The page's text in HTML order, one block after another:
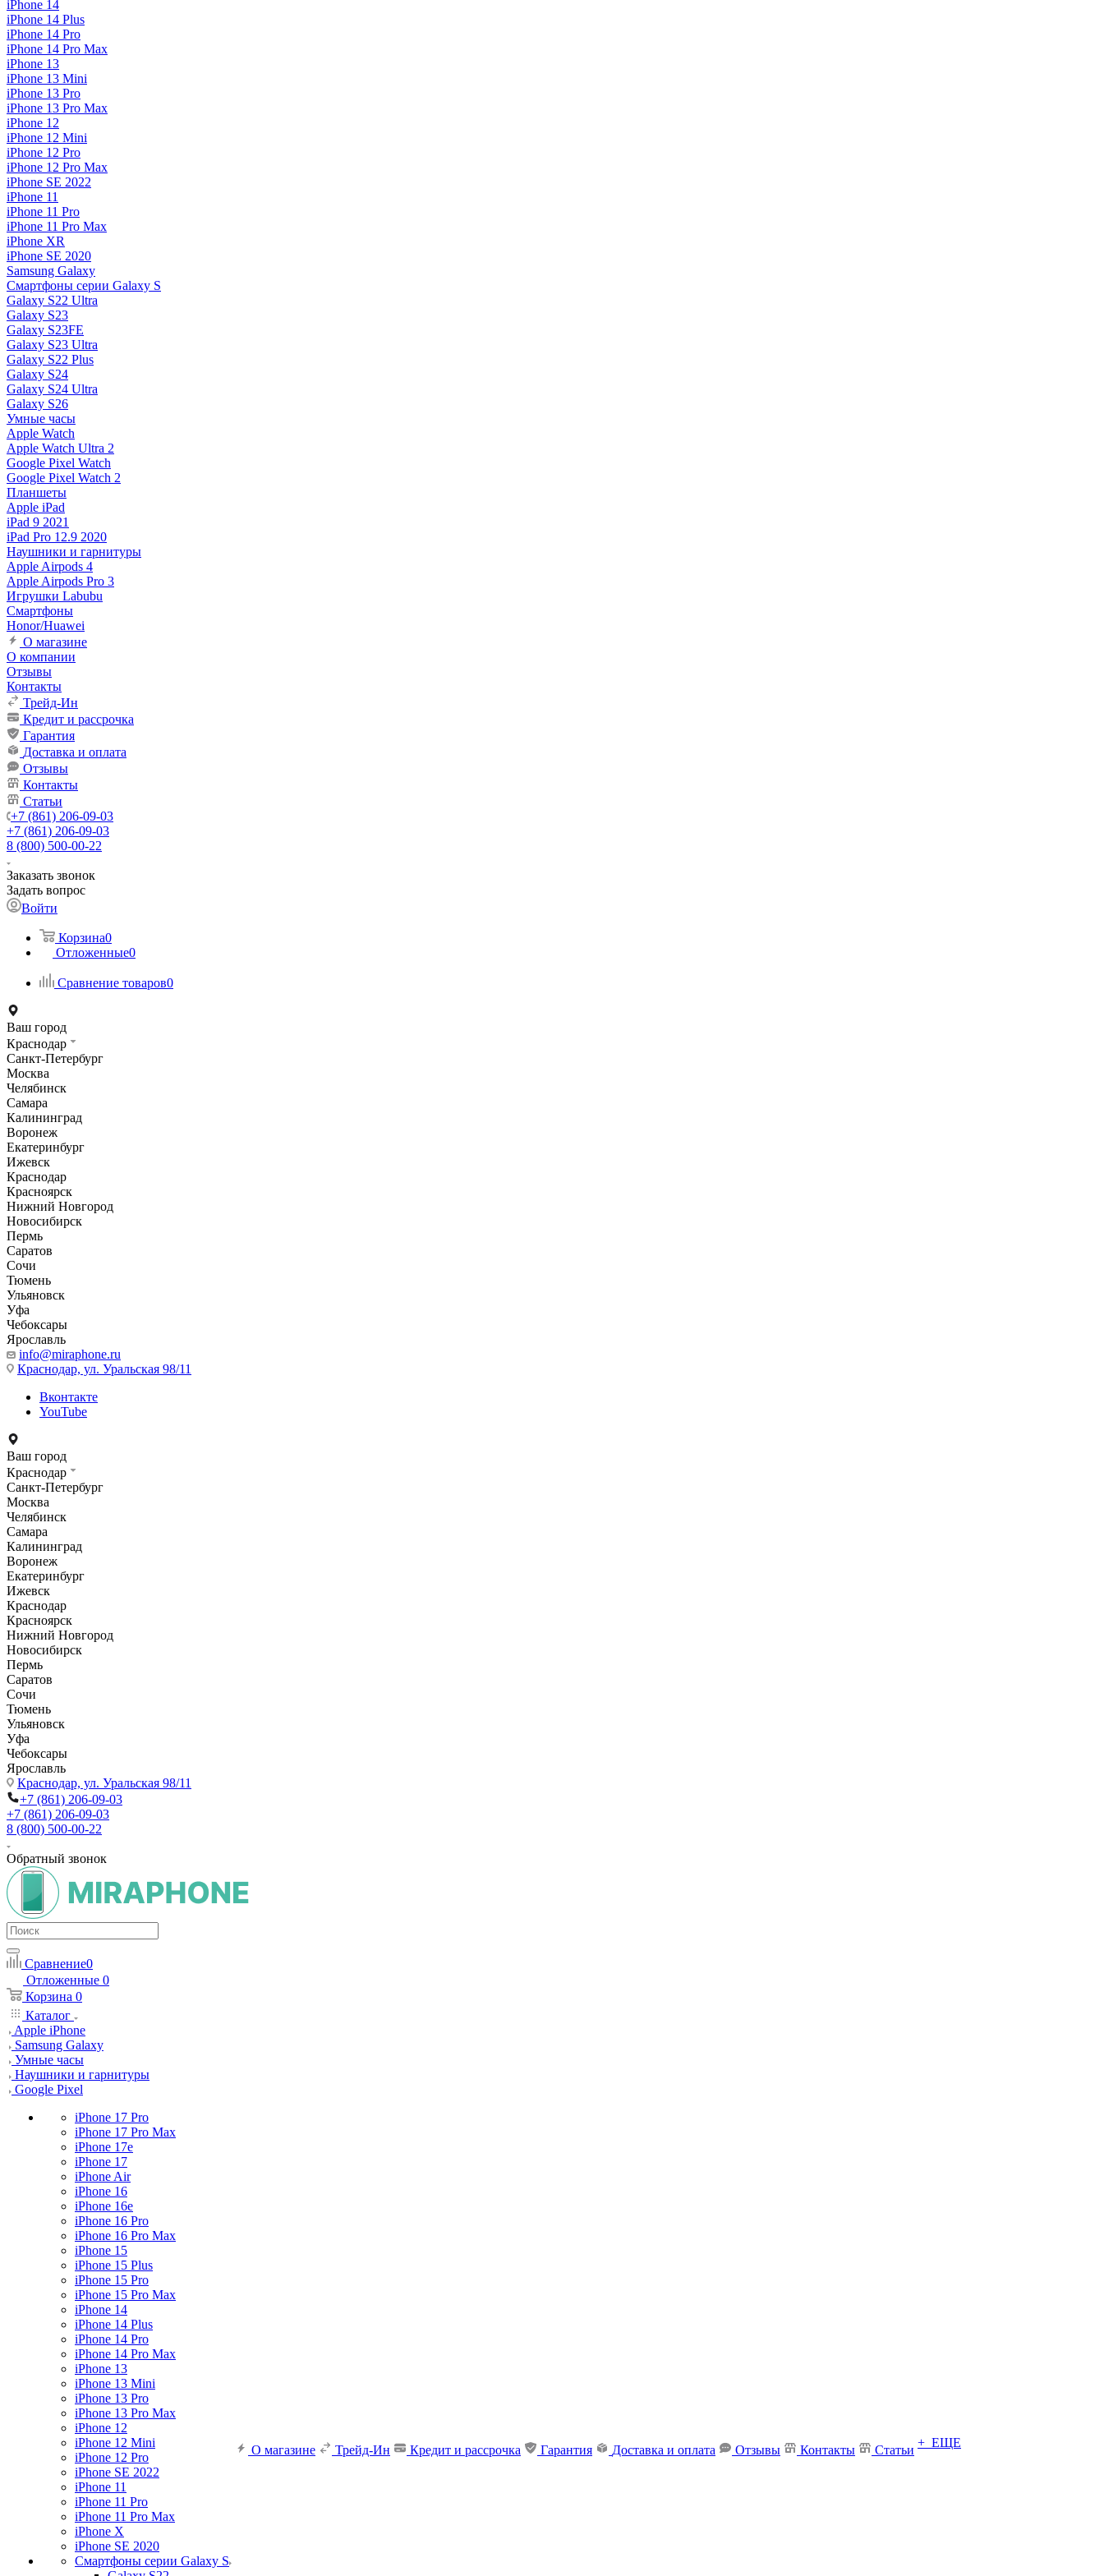
iPhone 14
iPhone 14 Plus
iPhone 14 Pro
iPhone 14 Pro Max
iPhone 13
iPhone 13 Mini
iPhone 13 Pro
iPhone 13 Pro Max
iPhone 12
iPhone 12 Mini
iPhone 12 Pro
iPhone 12 Pro Max
iPhone SE 2022
iPhone 11
iPhone 11 Pro
iPhone 11 Pro Max
iPhone XR
iPhone SE 2020
Samsung Galaxy
Смартфоны серии Galaxy S
Galaxy S22 Ultra
Galaxy S23
Galaxy S23FE
Galaxy S23 Ultra
Galaxy S22 Plus
Galaxy S24
Galaxy S24 Ultra
Galaxy S26
Умные часы
Apple Watch
Apple Watch Ultra 2
Google Pixel Watch
Google Pixel Watch 2
Планшеты
Apple iPad
iPad 9 2021
iPad Pro 12.9 2020
Наушники и гарнитуры
Apple Airpods 4
Apple Airpods Pro 3
Игрушки Labubu
Смартфоны
Honor/Huawei
О магазине
О компании
Отзывы
Контакты
Трейд-Ин
Кредит и рассрочка
Гарантия
Доставка и оплата
Отзывы
Контакты
Статьи
+7 (861) 206-09-03
+7 (861) 206-09-03
8 (800) 500-00-22
Заказать звонок
Задать вопрос
Войти
Корзина0
Отложенные0
Сравнение товаров0
Ваш город
Краснодар
Санкт-Петербург
Москва
Челябинск
Самара
Калининград
Воронеж
Екатеринбург
Ижевск
Краснодар
Красноярск
Нижний Новгород
Новосибирск
Пермь
Саратов
Сочи
Тюмень
Ульяновск
Уфа
Чебоксары
Ярославль
info@miraphone.ru
Краснодар, ул. Уральская 98/11
Вконтакте
YouTube
Ваш город
Краснодар
Санкт-Петербург
Москва
Челябинск
Самара
Калининград
Воронеж
Екатеринбург
Ижевск
Краснодар
Красноярск
Нижний Новгород
Новосибирск
Пермь
Саратов
Сочи
Тюмень
Ульяновск
Уфа
Чебоксары
Ярославль
Краснодар, ул. Уральская 98/11
+7 (861) 206-09-03
+7 (861) 206-09-03
8 (800) 500-00-22
Обратный звонок
Сравнение0
Отложенные 0
Корзина 0
Каталог
Apple iPhone
Samsung Galaxy
Умные часы
Наушники и гарнитуры
Google Pixel
iPhone 17 Pro
iPhone 17 Pro Max
iPhone 17e
iPhone 17
iPhone Air
iPhone 16
iPhone 16e
iPhone 16 Pro
iPhone 16 Pro Max
iPhone 15
iPhone 15 Plus
iPhone 15 Pro
iPhone 15 Pro Max
iPhone 14
iPhone 14 Plus
iPhone 14 Pro
iPhone 14 Pro Max
iPhone 13
iPhone 13 Mini
iPhone 13 Pro
iPhone 13 Pro Max
iPhone 12
iPhone 12 Mini
iPhone 12 Pro
iPhone SE 2022
iPhone 11
iPhone 11 Pro
iPhone 11 Pro Max
iPhone X
iPhone SE 2020
Смартфоны серии Galaxy S
О магазине Трейд-Ин Кредит и рассрочка Гарантия Доставка и оплата Отзывы Контакты Статьи
+ ЕЩЕ